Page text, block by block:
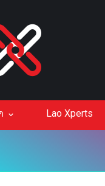
Lao Xperts